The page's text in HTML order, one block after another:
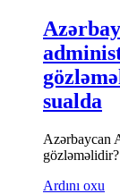
sualda
Azərbaycan
gözləməlidir?
Ardını oxu